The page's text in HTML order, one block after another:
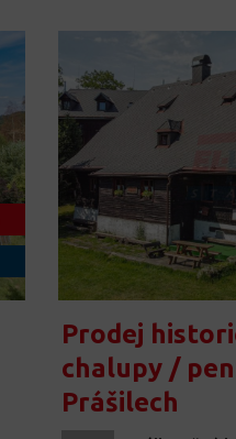
Prodej
chalupy /
Prášilech